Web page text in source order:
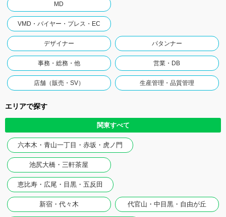
MD
VMD・バイヤー・プレス・EC
デザイナー パタンナー
事務・総務・他 営業・DB
店舗（販売・SV） 生産管理・品質管理
エリアで探す
関東すべて
六本木・青山一丁目・赤坂・虎ノ門
池尻大橋・三軒茶屋
恵比寿・広尾・目黒・五反田
新宿・代々木 代官山・中目黒・自由が丘